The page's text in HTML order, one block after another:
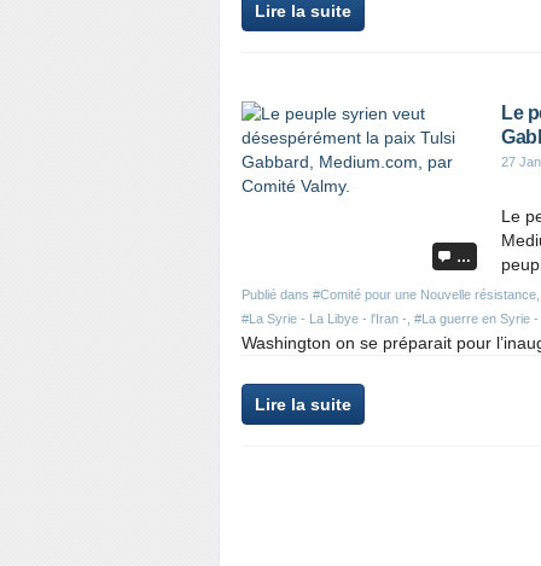
Lire la suite
…
Le
27
Publié dans #Comité pour une Nouvelle résistance
#La Syrie - La Libye - l'Iran - #La guerre en Syrie
Le
Washington on se préparait pour
Lire la suite